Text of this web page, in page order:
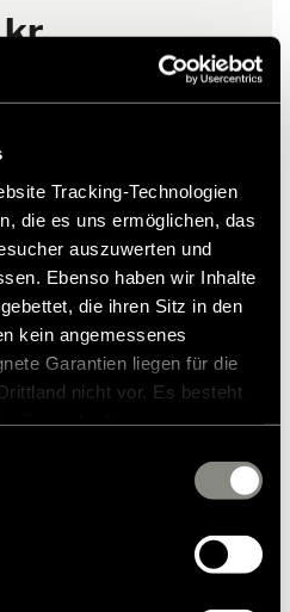
Tracking-Technologien
die es uns ermöglichen, das
auszuwerten und
Ebenso haben wir Inhalte
die ihren Sitz in den
kein angemessenes
Garantien liegen für die
nicht vor. Es besteht
können Daten für
Informationen finden Sie in
. Akzeptieren Sie oder
tillgängliga från fabriken,
eftermonteras via din